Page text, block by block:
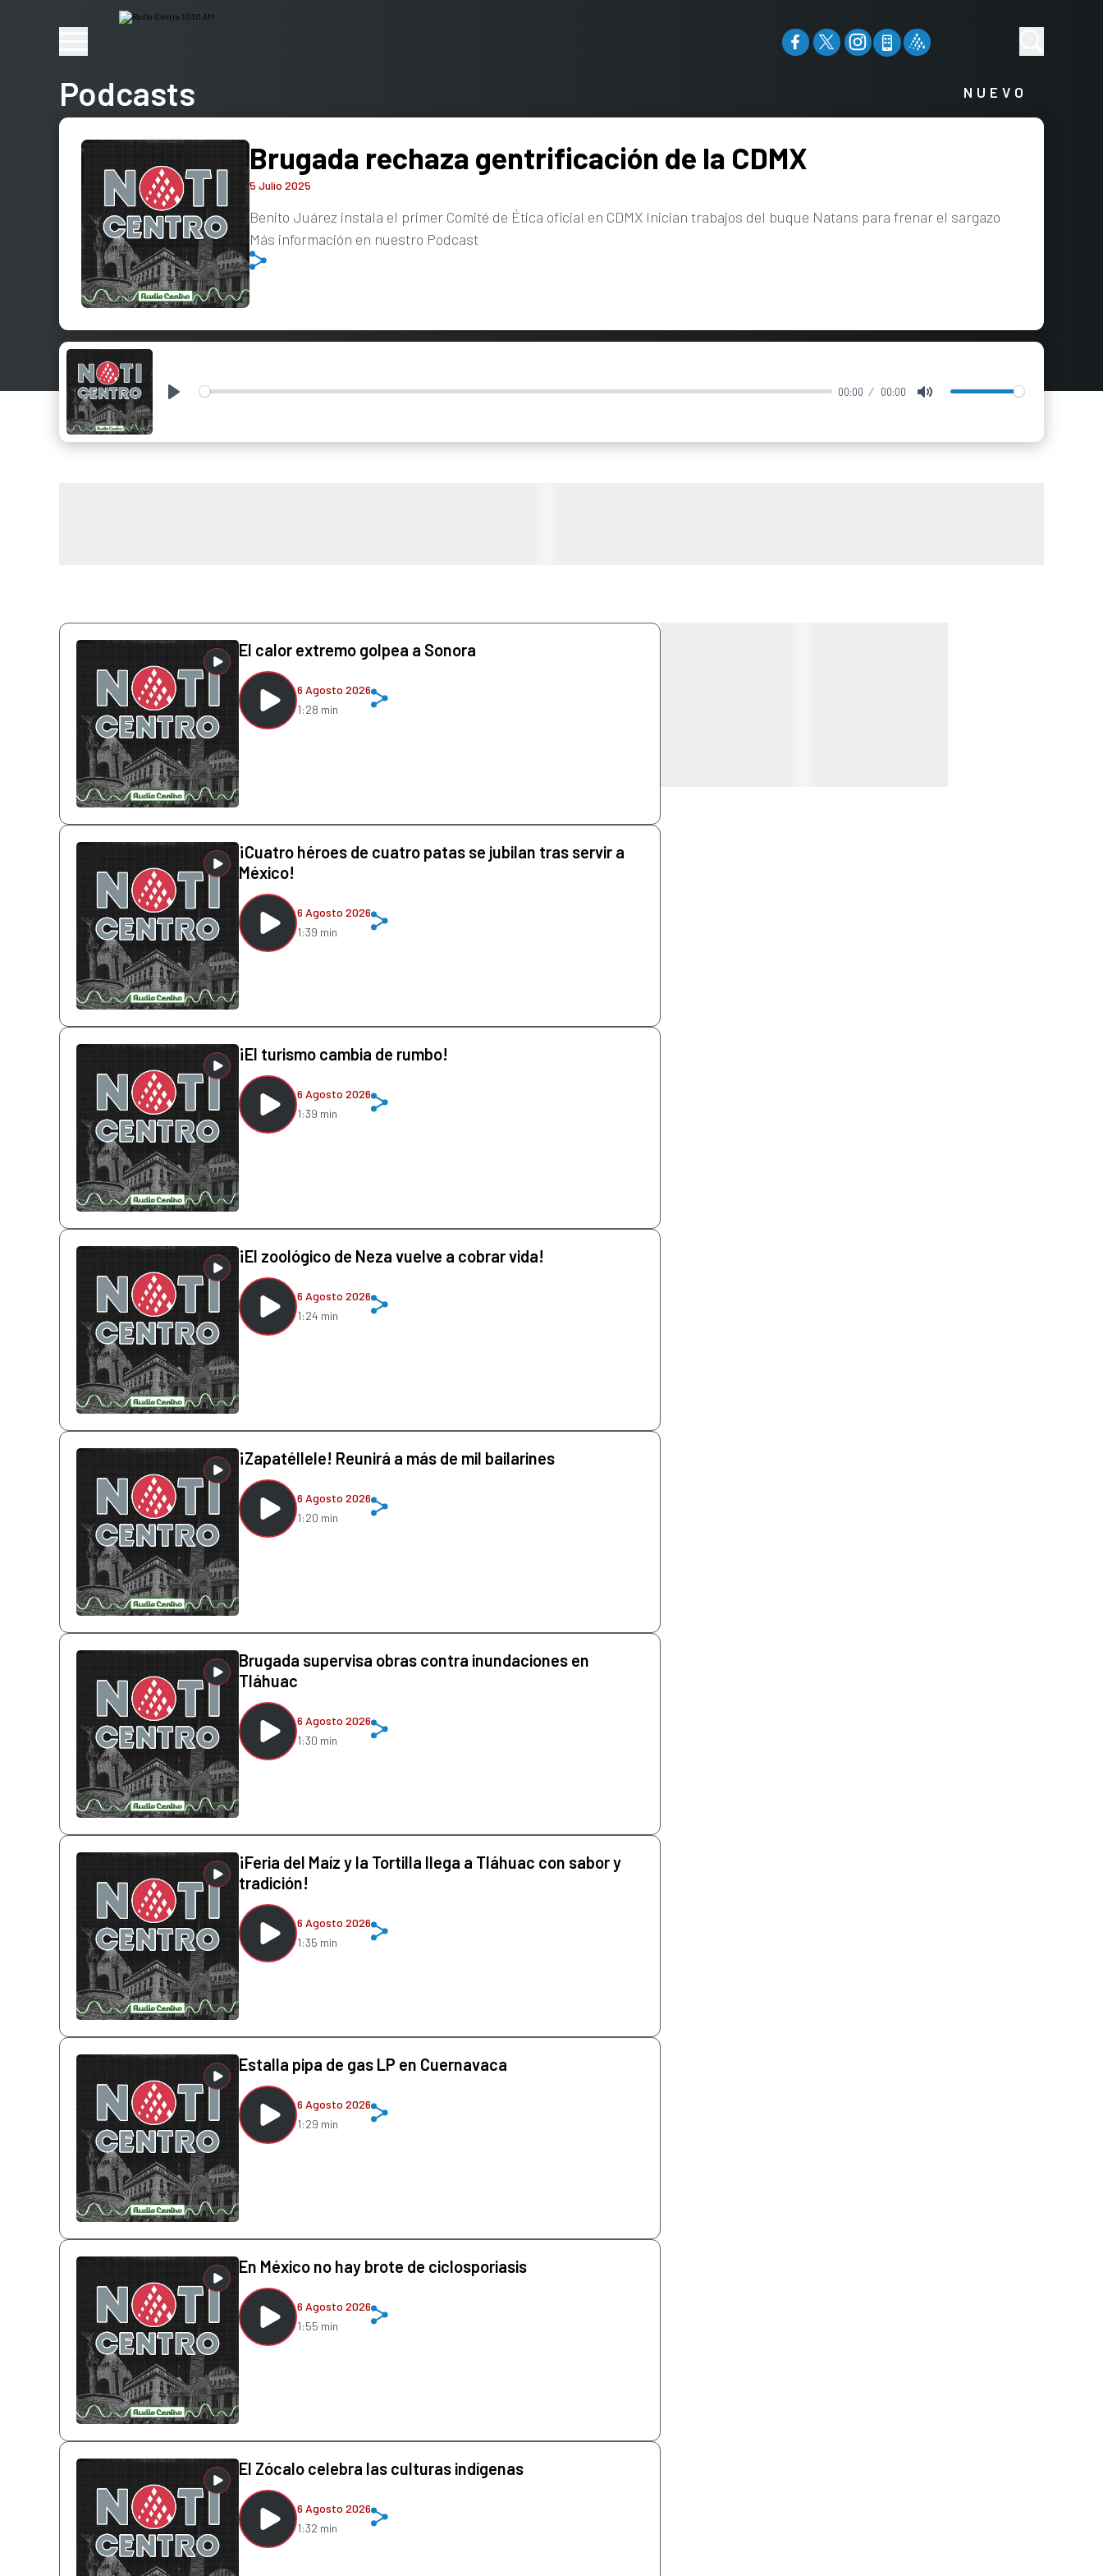
Podcasts NUEVO
Brugada rechaza gentrificación de la CDMX
5 Julio 2025
Benito Juárez instala el primer Comité de Ética oficial en CDMX Inician trabajos del buque Natans para frenar el sargazo
Más información en nuestro Podcast
Play 00:00 00:00 Mute
El calor extremo golpea a Sonora
6 Agosto 2026
1:28 min
¡Cuatro héroes de cuatro patas se jubilan tras servir a
México!
6 Agosto 2026
1:39 min
¡El turismo cambia de rumbo!
6 Agosto 2026
1:39 min
¡El zoológico de Neza vuelve a cobrar vida!
6 Agosto 2026
1:24 min
¡Zapatéllele! Reunirá a más de mil bailarines
6 Agosto 2026
1:20 min
Brugada supervisa obras contra inundaciones en
Tláhuac
6 Agosto 2026
1:30 min
¡Feria del Maíz y la Tortilla llega a Tláhuac con sabor y
tradición!
6 Agosto 2026
1:35 min
Estalla pipa de gas LP en Cuernavaca
6 Agosto 2026
1:29 min
En México no hay brote de ciclosporiasis
6 Agosto 2026
1:55 min
El Zócalo celebra las culturas indígenas
6 Agosto 2026
1:32 min